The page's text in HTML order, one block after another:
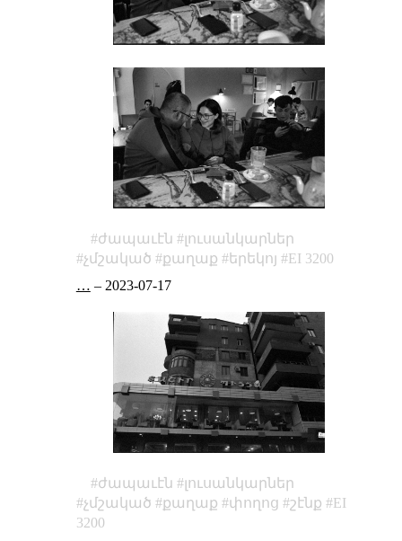
ժապաւէն
լուսանկարներ
չմշակած
քաղաք երեկոյ
EI 3200
… – 2023-07-17
ժապաւէն
լուսանկարներ
չմշակած
քաղաք փողոց շէնք
EI
3200